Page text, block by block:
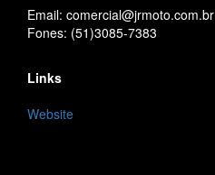
Email: comercial@jrmoto.com.br
Fones: (51)3085-7383
Links
Website